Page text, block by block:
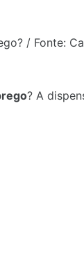
/ Fonte:
? A